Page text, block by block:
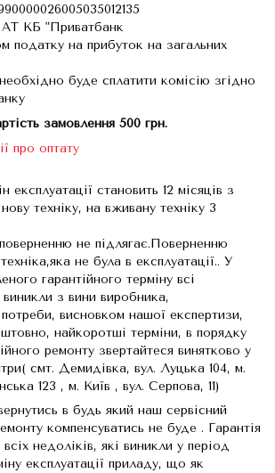
КБ "Приватбанк
податку на прибуток на загальних
буде сплатити комісію згідно
замовлення 500 грн.
про оптату
експлуатації становить 12 місяців з
техніку, на вживану техніку 3
не підлягає.Поверненню
не була в експлуатації.. У
гарантійного терміну всі
з вини виробника,
висновком нашої експертизи,
найкоротші терміни, в порядку
ремонту звертайтеся винятково у
смт. Демидівка, вул. Луцька 104, м.
123 , м. Київ , вул. Серпова, 11)
в будь який наш сервісний
компенсуватись не буде . Гарантія
недоліків, які виникли у період
експлуатації приладу, що як